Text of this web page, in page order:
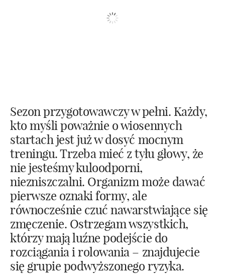
Recenzje
Testy
Newsletter
Współpraca
Trener biegania
Sezon przygotowawczy w pełni. Każdy,
kto myśli poważnie o wiosennych
startach jest już w dosyć mocnym
treningu. Trzeba mieć z tyłu głowy, że
nie jesteśmy kuloodporni,
niezniszczalni. Organizm może dawać
pierwsze oznaki formy, ale
równocześnie czuć nawarstwiające się
zmęczenie. Ostrzegam wszystkich,
którzy mają luźne podejście do
rozciągania i rolowania – znajdujecie
się grupie podwyższonego ryzyka.